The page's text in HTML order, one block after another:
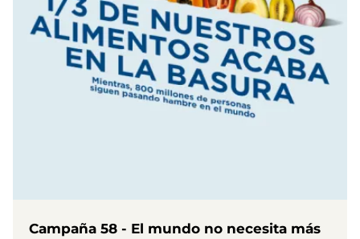
Campaña 58 - El mundo no necesita más